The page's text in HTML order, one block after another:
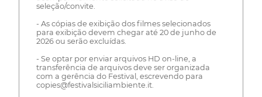
seleção/convite.
- As cópias de exibição dos filmes selecionados
para exibição devem chegar até 20 de junho de
2026 ou serão excluídas.
- Se optar por enviar arquivos HD on-line, a
transferência de arquivos deve ser organizada
com a gerência do Festival, escrevendo para
copies@festivalsiciliambiente.it.